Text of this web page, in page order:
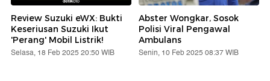
Review Suzuki eWX: Bukti
Keseriusan Suzuki Ikut
'Perang' Mobil Listrik!
Selasa, 18 Feb 2025 20:50 WIB
Abster Wongkar, Sosok
Polisi Viral Pengawal
Ambulans
Senin, 10 Feb 2025 08:37 WIB